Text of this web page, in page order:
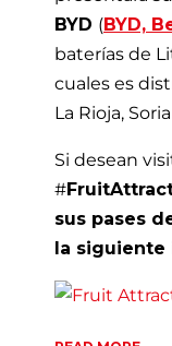
BYD (BYD,
baterías de
cuales es
La Rioja,
Si desean
#
sus pases
la